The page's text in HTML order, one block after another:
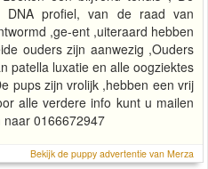
DNA profiel, van de raad van
,ge-ent ,uiteraard hebben
ouders zijn aanwezig ,Ouders
patella luxatie en alle oogziektes
pups zijn vrolijk ,hebben een vrij
alle verdere info kunt u mailen
naar 0166672947
Bekijk de puppy advertentie van Merza